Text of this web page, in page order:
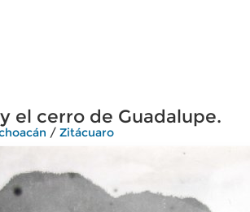
el cerro de Guadalupe.
/ Zitácuaro